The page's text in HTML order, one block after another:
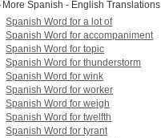
More Spanish - English Translations
Spanish Word for a lot of
Spanish Word for accompaniment
Spanish Word for topic
Spanish Word for thunderstorm
Spanish Word for wink
Spanish Word for worker
Spanish Word for weigh
Spanish Word for twelfth
Spanish Word for tyrant